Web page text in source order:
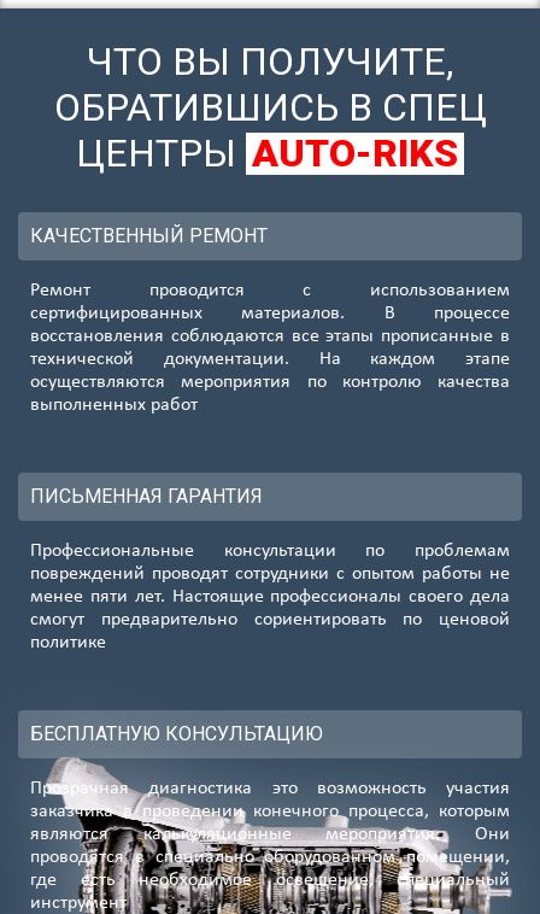
ЧТО ВЫ ПОЛУЧИТЕ,
ОБРАТИВШИСЬ В СПЕЦ
ЦЕНТРЫ AUTO-RIKS
КАЧЕСТВЕННЫЙ РЕМОНТ
Ремонт проводится с использованием
сертифицированных материалов. В процессе
восстановления соблюдаются все этапы прописанные в
технической документации. На каждом этапе
осуществляются мероприятия по контролю качества
выполненных работ
ПИСЬМЕННАЯ ГАРАНТИЯ
Профессиональные консультации по проблемам
повреждений проводят сотрудники с опытом работы не
менее пяти лет. Настоящие профессионалы своего дела
смогут предварительно сориентировать по ценовой
политике
БЕСПЛАТНУЮ КОНСУЛЬТАЦИЮ
Прозрачная диагностика это возможность участия
заказчика в проведении конечного процесса, которым
являются калькуляционные мероприятия. Они
проводятся в специально оборудованном помещении,
где есть необходимое освещение, специальный
инструмент